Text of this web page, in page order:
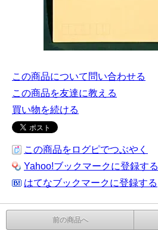
この商品について問い合わせる
この商品を友達に教える
買い物を続ける
この商品をログピでつぶやく
Yahoo!ブックマークに登録する
はてなブックマークに登録する
前の商品へ